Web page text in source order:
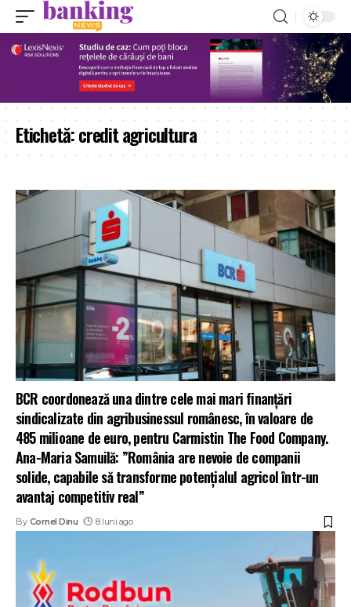
Etichetă:credit agricultura
BCR coordonează una dintre cele mai mari finanțări
sindicalizate din agribusinessul românesc, în valoare de
485 milioane de euro, pentru Carmistin The Food Company.
Ana-Maria Samuilă: ”România are nevoie de companii
solide, capabile să transforme potențialul agricol într-un
avantaj competitiv real”
By Cornel Dinu 8 luni ago